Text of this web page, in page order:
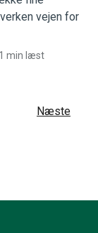
vejen for
1 min læst
Næste